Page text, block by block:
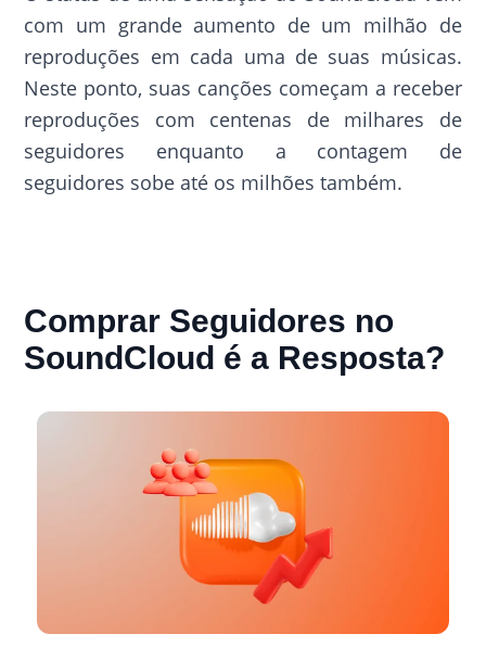
com um grande aumento de um milhão de
reproduções em cada uma de suas músicas.
Neste ponto, suas canções começam a receber
reproduções com centenas de milhares de
seguidores enquanto a contagem de
seguidores sobe até os milhões também.
Comprar Seguidores no
SoundCloud é a Resposta?